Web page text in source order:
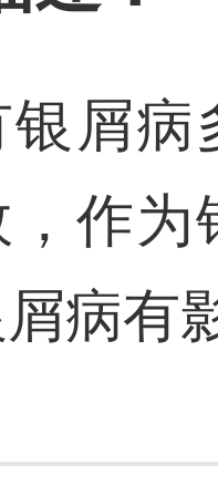
屑病
作为
病有